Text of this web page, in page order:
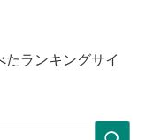
ランキングサイ